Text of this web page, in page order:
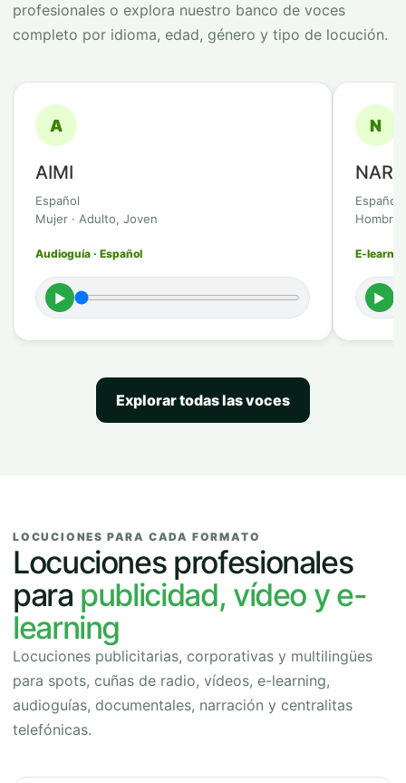
profesionales o explora nuestro banco de voces
completo por idioma, edad, género y tipo de locución.
A
AIMI
Español
Mujer · Adulto, Joven
Audioguía · Español
►
N
NARU
Español
Hombre
E-
►
Explorar todas las voces
LOCUCIONES PARA CADA FORMATO
Locuciones profesionales
para publicidad, vídeo y e-
learning
Locuciones publicitarias, corporativas y multilingües
para spots, cuñas de radio, vídeos, e-learning,
audioguías, documentales, narración y centralitas
telefónicas.